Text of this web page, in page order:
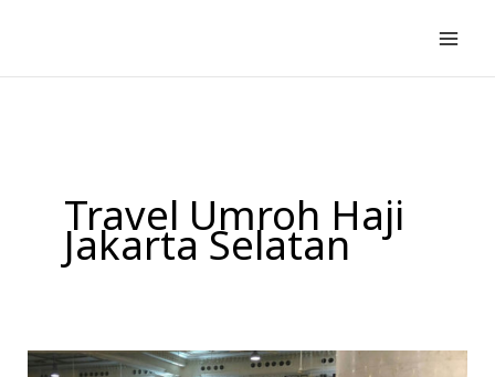
konten
Travel Umroh Haji
Jakarta Selatan
Travel